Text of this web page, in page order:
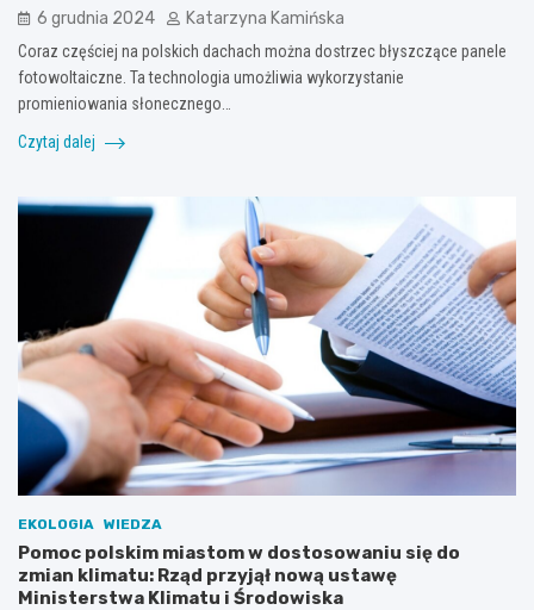
6 grudnia 2024 Katarzyna Kamińska
Coraz częściej na polskich dachach można dostrzec błyszczące panele
fotowoltaiczne. Ta technologia umożliwia wykorzystanie
promieniowania słonecznego…
Czytaj dalej
EKOLOGIA WIEDZA
Pomoc polskim miastom w dostosowaniu się do
zmian klimatu: Rząd przyjął nową ustawę
Ministerstwa Klimatu i Środowiska